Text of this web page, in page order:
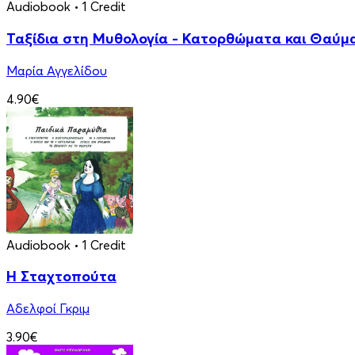
Audiobook • 1 Credit
Ταξίδια στη Μυθολογία - Κατορθώματα και
Μαρία Αγγελίδου
4.90€
Audiobook • 1 Credit
Η Σταχτοπούτα
Αδελφοί Γκριμ
3.90€